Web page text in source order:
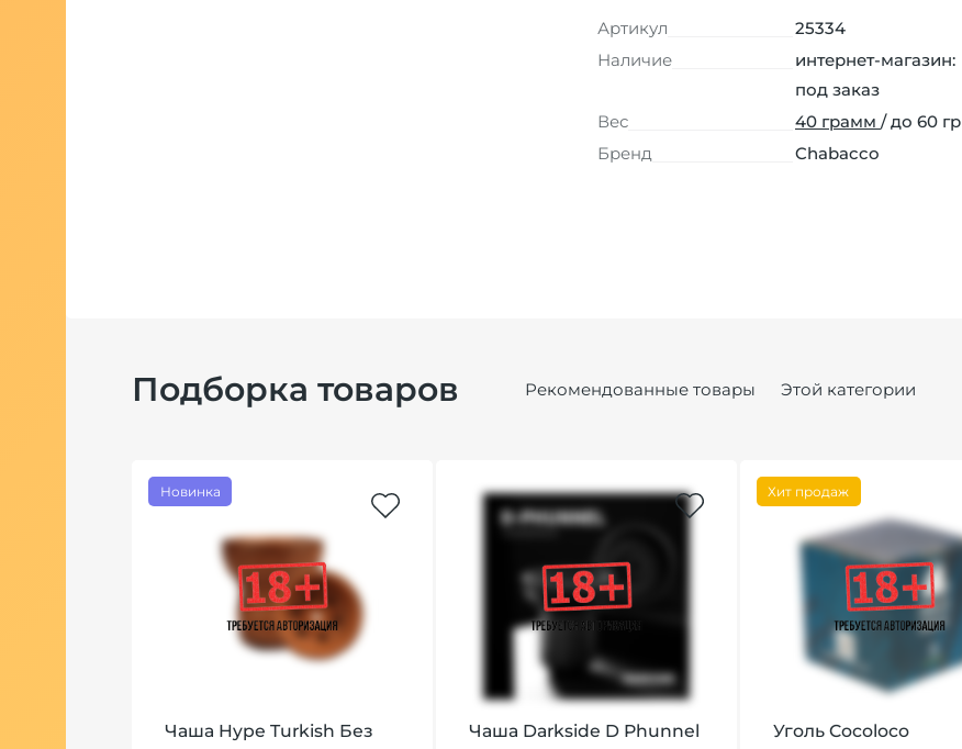
Артикул
25334
Наличие
интернет-магазин:
под заказ
Вес
40 грамм / до 60 гр
Бренд
Chabacco
Подборка товаров Рекомендованные товары Этой категории
Новинка
Чаша Hype Turkish Без
Чаша Darkside D Phunnel
Хит продаж
Уголь Cocoloco